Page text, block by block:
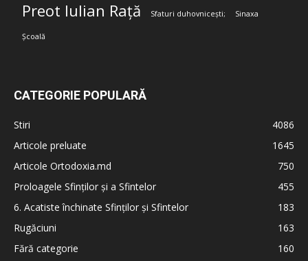
Preot Iulian Rață Sfaturi duhovnicești; Sinaxa
Școală
CATEGORIE POPULARĂ
Stiri
4086
Articole preluate
1645
Articole Ortodoxia.md
750
Proloagele Sfinților și a Sfintelor
455
6. Acatiste închinate Sfinților și Sfintelor
183
Rugăciuni
163
Fără categorie
160